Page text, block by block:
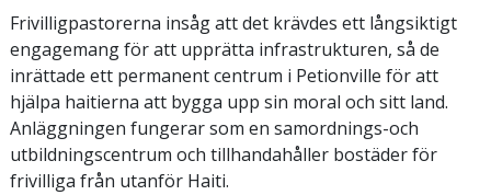
Frivilligpastorerna insåg att det krävdes ett långsiktigt
engagemang för att upprätta infrastrukturen, så de
inrättade ett permanent centrum i Petionville för att
hjälpa haitierna att bygga upp sin moral och sitt land.
Anläggningen fungerar som en samordnings-och
utbildningscentrum och tillhandahåller bostäder för
frivilliga från utanför Haiti.